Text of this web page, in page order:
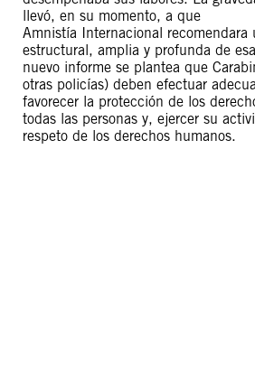
llevó, en su momento, a que
Amnistía Internacional recomendara
estructural, amplia y profunda de
nuevo informe se plantea que
otras policías) deben efectuar
favorecer la protección de los
todas las personas y, ejercer su
respeto de los derechos humanos.